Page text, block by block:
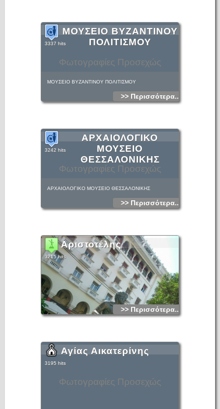
Φωτογραφίες Προσεχώς
ΜΟΥΣΕΙΟ ΒΥΖΑΝΤΙΝΟΥ
ΠΟΛΙΤΙΣΜΟΥ
3337 hits
ΜΟΥΣΕΙΟ ΒΥΖΑΝΤΙΝΟΥ ΠΟΛΙΤΙΣΜΟΥ
>> Περισσότερα...
Φωτογραφίες Προσεχώς
ΑΡΧΑΙΟΛΟΓΙΚΟ
ΜΟΥΣΕΙΟ
ΘΕΣΣΑΛΟΝΙΚΗΣ
3242 hits
ΑΡΧΑΙΟΛΟΓΙΚΟ ΜΟΥΣΕΙΟ ΘΕΣΣΑΛΟΝΙΚΗΣ
>> Περισσότερα...
Αριστοτέλης
3215 hits
>> Περισσότερα...
Φωτογραφίες Προσεχώς
Αγίας Αικατερίνης
3195 hits